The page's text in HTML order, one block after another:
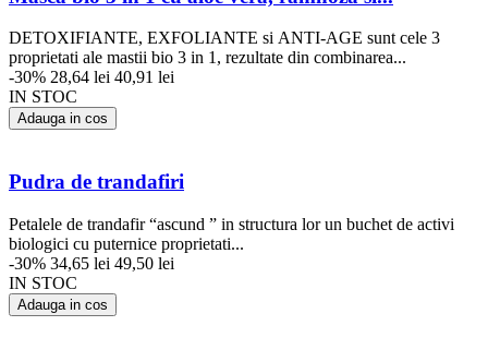
DETOXIFIANTE, EXFOLIANTE si ANTI-AGE sunt cele 3
proprietati ale mastii bio 3 in 1, rezultate din combinarea...
-30% 28,64 lei 40,91 lei
IN STOC
Adauga in cos
Pudra de trandafiri
Petalele de trandafir “ascund ” in structura lor un buchet de activi
biologici cu puternice proprietati...
-30% 34,65 lei 49,50 lei
IN STOC
Adauga in cos